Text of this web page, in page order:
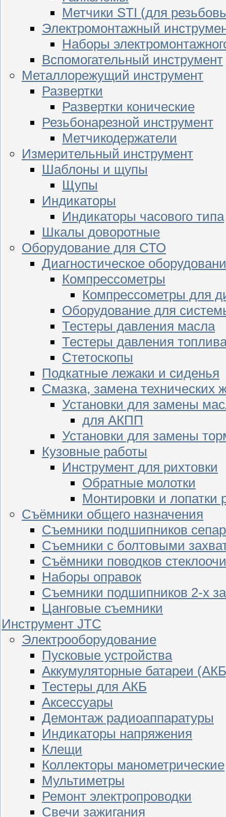
Метчики STI (для
Электромонтажный
Наборы
Вспомогательный инструмент
Металлорежущий инструмент
Развертки
Развертки конические
Резьбонарезной инструмент
Метчикодержатели
Измерительный инструмент
Шаблоны и щупы
Щупы
Индикаторы
Индикаторы часового типа
Шкалы доворотные
Оборудование для СТО
Диагностическое
Компрессометры
Компрессометры для
Оборудование для
Тестеры давления масла
Тестеры давления
Стетоскопы
Подкатные лежаки и сиденья
Смазка, замена технических
Установки для замены
для АКПП
Установки для замены
Кузовные работы
Инструмент для рихтовки
Обратные молотки
Монтировки и лопатки
Съёмники общего назначения
Съемники подшипников
Съемники с болтовыми
Съёмники поводков
Наборы оправок
Съемники подшипников 2-х
Цанговые съемники
Инструмент JTC
Электрооборудование
Пусковые устройства
Аккумуляторные батареи
Тестеры для АКБ
Аксессуары
Демонтаж радиоаппаратуры
Индикаторы напряжения
Клещи
Коллекторы манометрические
Мультиметры
Ремонт электропроводки
Свечи зажигания